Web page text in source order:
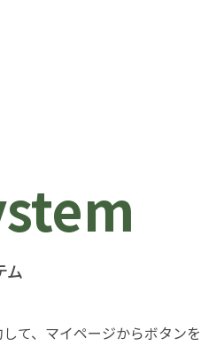
ム
て、マイページからボタン